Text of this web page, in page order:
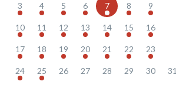
3 4 5 6 7 8 9
10 11 12 13 14 15 16
17 18 19 20 21 22 23
24 25 26 27 28 29 30 31